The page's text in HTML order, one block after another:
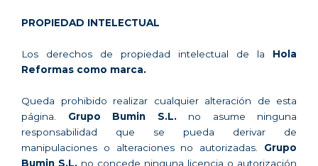
PROPIEDAD INTELECTUAL
Los derechos de propiedad intelectual de la Hola
Reformas como marca.
Queda prohibido realizar cualquier alteración de esta
página.
Grupo Bumin S.L.no asume ninguna
responsabilidad que se pueda derivar de
manipulaciones o alteraciones no autorizadas.
Grupo
Bumin S.L. no concede ninguna licencia o autorización